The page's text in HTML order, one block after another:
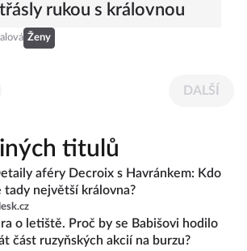
rukou s královnou
Ženy
DALŠÍ
titulů
aféry Decroix s Havránkem: Kdo
tady největší královna?
o letiště. Proč by se Babišovi hodilo
část ruzyňských akcií na burzu?